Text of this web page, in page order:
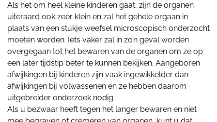
Als het om heel kleine kinderen gaat, zijn de organen
uiteraard ook zeer klein en zal het gehele orgaan in
plaats van een stukje weefsel microscopisch onderzocht
moeten worden. Iets vaker zal in zo’n geval worden
overgegaan tot het bewaren van de organen om ze op
een later tijdstip beter te kunnen bekijken. Aangeboren
afwijkingen bij kinderen zijn vaak ingewikkelder dan
afwijkingen bij volwassenen en ze hebben daarom
uitgebreider onderzoek nodig.
Als u bezwaar heeft tegen het langer bewaren en niet